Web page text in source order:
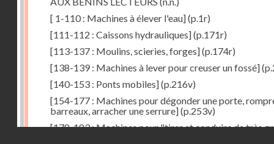
[ 1-110 : Machines à élever l'eau](p.1r)
[111-112 : Caissons hydrauliques](p.171r)
[113-137 : Moulins, scieries, forges](p.174r)
[138-139 : Machines à lever pour creuser un fossé]
[140-153 : Ponts mobiles](p.216v)
[154-177 : Machines pour dégonder une porte,
barreaux, arracher une serrure](p.253v)
[178-183 : Machines pour "tirer et conduire de très